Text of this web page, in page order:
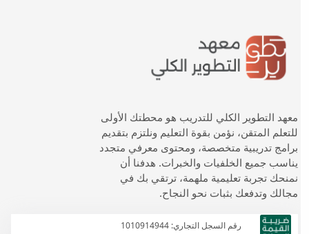
معهد التطوير الكلي للتدريب هو محطتك الأولى
للتعلم المتقن، نؤمن بقوة التعليم ونلتزم بتقديم
برامج تدريبية متخصصة، ومحتوى معرفي متجدد
يناسب جميع الخلفيات والخبرات. هدفنا أن
نمنحك تجربة تعليمية ملهمة، ترتقي بك في
مجالك وتدفعك بثبات نحو النجاح.
رقم السجل التجاري: 1010914944